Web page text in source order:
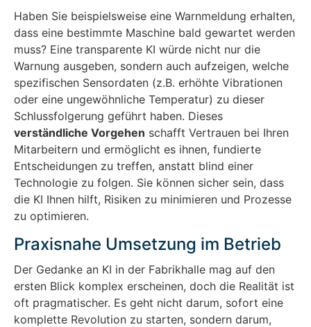
Haben Sie beispielsweise eine Warnmeldung erhalten,
dass eine bestimmte Maschine bald gewartet werden
muss? Eine transparente KI würde nicht nur die
Warnung ausgeben, sondern auch aufzeigen, welche
spezifischen Sensordaten (z.B. erhöhte Vibrationen
oder eine ungewöhnliche Temperatur) zu dieser
Schlussfolgerung geführt haben. Dieses
verständliche Vorgehen schafft Vertrauen bei Ihren
Mitarbeitern und ermöglicht es ihnen, fundierte
Entscheidungen zu treffen, anstatt blind einer
Technologie zu folgen. Sie können sicher sein, dass
die KI Ihnen hilft, Risiken zu minimieren und Prozesse
zu optimieren.
Praxisnahe Umsetzung im Betrieb
Der Gedanke an KI in der Fabrikhalle mag auf den
ersten Blick komplex erscheinen, doch die Realität ist
oft pragmatischer. Es geht nicht darum, sofort eine
komplette Revolution zu starten, sondern darum,